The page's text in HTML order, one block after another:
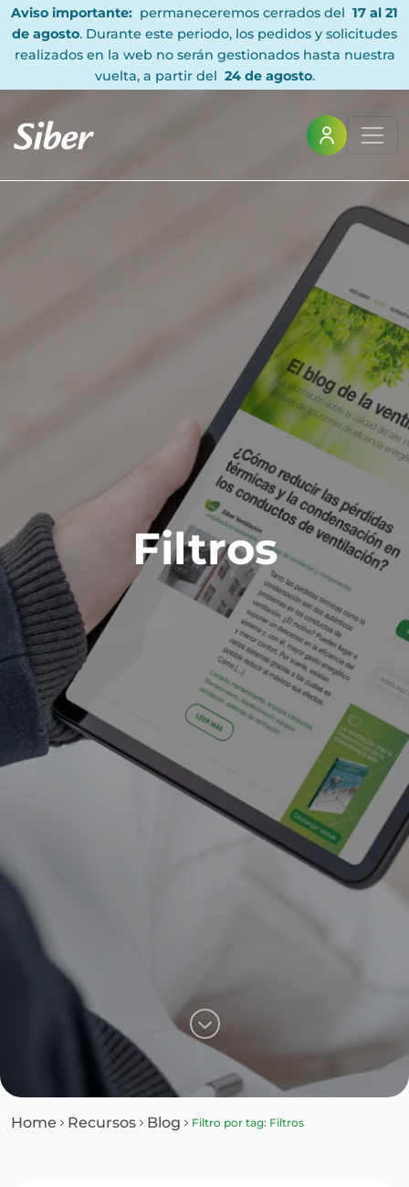
Aviso importante: permaneceremos cerrados del 17 al 21
de agosto. Durante este periodo, los pedidos y solicitudes
realizados en la web no serán gestionados hasta nuestra
vuelta, a partir del 24 de agosto.
Filtros
Home Recursos Blog Filtro por tag: Filtros